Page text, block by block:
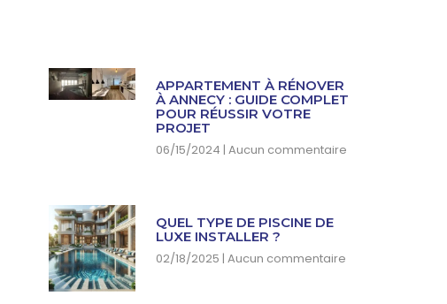
APPARTEMENT À RÉNOVER
À ANNECY : GUIDE COMPLET
POUR RÉUSSIR VOTRE
PROJET
06/15/2024 Aucun commentaire
QUEL TYPE DE PISCINE DE
LUXE INSTALLER ?
02/18/2025 Aucun commentaire